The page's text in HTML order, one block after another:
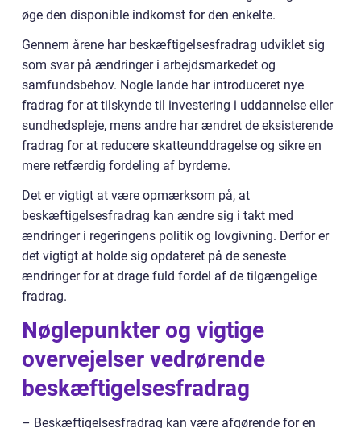
øge den disponible indkomst for den enkelte.
Gennem årene har beskæftigelsesfradrag udviklet sig
som svar på ændringer i arbejdsmarkedet og
samfundsbehov. Nogle lande har introduceret nye
fradrag for at tilskynde til investering i uddannelse eller
sundhedspleje, mens andre har ændret de eksisterende
fradrag for at reducere skatteunddragelse og sikre en
mere retfærdig fordeling af byrderne.
Det er vigtigt at være opmærksom på, at
beskæftigelsesfradrag kan ændre sig i takt med
ændringer i regeringens politik og lovgivning. Derfor er
det vigtigt at holde sig opdateret på de seneste
ændringer for at drage fuld fordel af de tilgængelige
fradrag.
Nøglepunkter og vigtige
overvejelser vedrørende
beskæftigelsesfradrag
– Beskæftigelsesfradrag kan være afgørende for en